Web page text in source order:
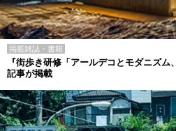
掲載雑誌・書籍
『街歩き研修「アールデコとモダニズ
記事が掲載